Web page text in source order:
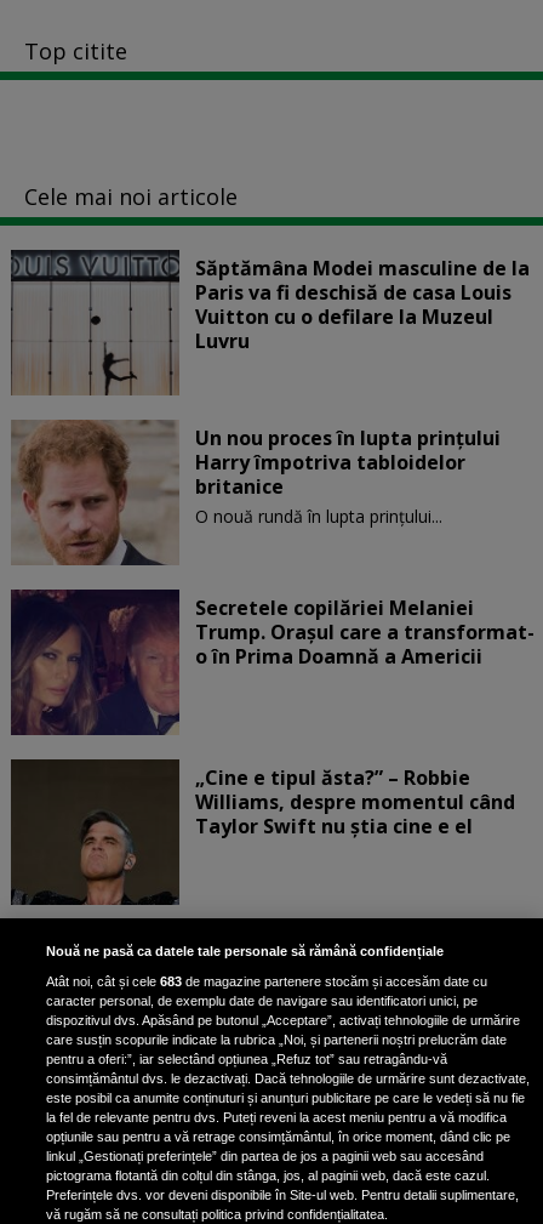
Top citite
Cele mai noi articole
Săptămâna Modei masculine de la
Paris va fi deschisă de casa Louis
Vuitton cu o defilare la Muzeul
Luvru
Un nou proces în lupta prinţului
Harry împotriva tabloidelor
britanice
O nouă rundă în lupta prinţului...
Secretele copilăriei Melaniei
Trump. Orașul care a transformat-
o în Prima Doamnă a Americii
„Cine e tipul ăsta?” – Robbie
Williams, despre momentul când
Taylor Swift nu știa cine e el
Bruce Dickinson, solistul trupei
Iron Maiden, şi-a arătat talentul
de scrimer la un concurs în Franţa
Nicki Minaj, acuzată de agresiune
de fostul manager: Detalii șocante
din proces
Nicki Minaj le-a lăudat pe...
Nouă ne pasă ca datele tale personale să rămână confidențiale
Atât noi, cât și cele683 de magazine partenere stocăm și accesăm date cu
caracter personal, de exemplu date de navigare sau identificatori unici, pe
dispozitivul dvs. Apăsând pe butonul „Acceptare”, activați tehnologiile de urmărire
care susțin scopurile indicate la rubrica „Noi, și partenerii noștri prelucrăm date
pentru a oferi:”, iar selectând opțiunea „Refuz tot” sau retragându-vă
consimțământul dvs. le dezactivați. Dacă tehnologiile de urmărire sunt dezactivate,
este posibil ca anumite conținuturi și anunțuri publicitare pe care le vedeți să nu fie
la fel de relevante pentru dvs. Puteți reveni la acest meniu pentru a vă modifica
opțiunile sau pentru a vă retrage consimțământul, în orice moment, dând clic pe
linkul „Gestionați preferințele” din partea de jos a paginii web sau accesând
pictograma flotantă din colțul din stânga, jos, al paginii web, dacă este cazul.
Preferințele dvs. vor deveni disponibile în Site-ul web. Pentru detalii suplimentare,
vă rugăm să ne consultați politica privind confidențialitatea.